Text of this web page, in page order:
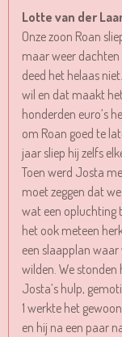
Lotte van der
Onze zoon Roan
maar weer dachten
deed het helaas
wil en dat maakt
honderden euro’s
om Roan goed te
jaar sliep hij zelfs
Toen werd Josta
moet zeggen dat
wat een opluchting
het ook meteen
een slaapplan
wilden. We
Josta’s hulp,
1 werkte het
en hij na een paar